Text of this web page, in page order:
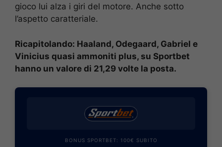
gioco lui alza i giri del motore. Anche sotto
l’aspetto caratteriale.
Ricapitolando: Haaland, Odegaard, Gabriel e
Vinicius quasi ammoniti plus, su Sportbet
hanno un valore di 21,29 volte la posta.
BONUS SPORTBET: 100€ SUBITO